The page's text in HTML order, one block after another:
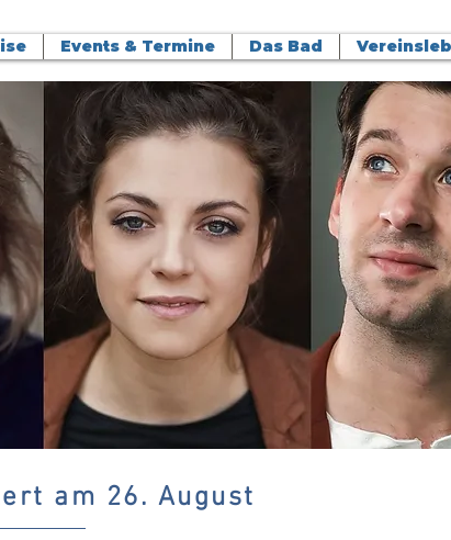
Events & Termine Das Bad
am 26. August